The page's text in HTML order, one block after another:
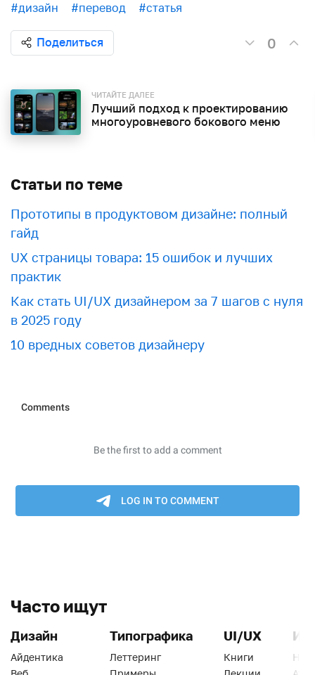
#дизайн #перевод #статья
Поделиться 0
ЧИТАЙТЕ ДАЛЕЕ
Лучший подход к проектированию
многоуровневого бокового меню
Статьи по теме
Прототипы в продуктовом дизайне: полный
гайд
UX страницы товара: 15 ошибок и лучших
практик
Как стать UI/UX дизайнером за 7 шагов с нуля
в 2025 году
10 вредных советов дизайнеру
Часто ищут
Дизайн
Айдентика
Типографика
Леттеринг
UI/UX
Книги